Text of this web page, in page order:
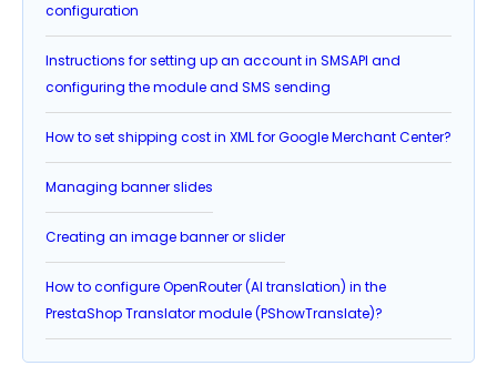
configuration
Instructions for setting up an account in SMSAPI and
configuring the module and SMS sending
How to set shipping cost in XML for Google Merchant Center?
Managing banner slides
Creating an image banner or slider
How to configure OpenRouter (AI translation) in the
PrestaShop Translator module (PShowTranslate)?